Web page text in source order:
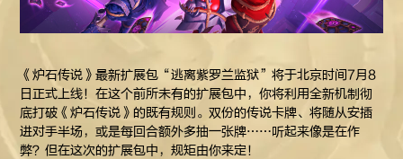
《炉石传说》最新扩展包“逃离紫罗兰监狱”将于北京时间7月8
日正式上线！在这个前所未有的扩展包中，你将利用全新机制彻
底打破《炉石传说》的既有规则。双份的传说卡牌、将随从安插
进对手半场，或是每回合额外多抽一张牌……听起来像是在作
弊？但在这次的扩展包中，规矩由你来定！